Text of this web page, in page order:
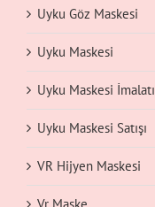
Uyku Göz Maskesi
Uyku Maskesi
Uyku Maskesi İmalatı
Uyku Maskesi Satışı
VR Hijyen Maskesi